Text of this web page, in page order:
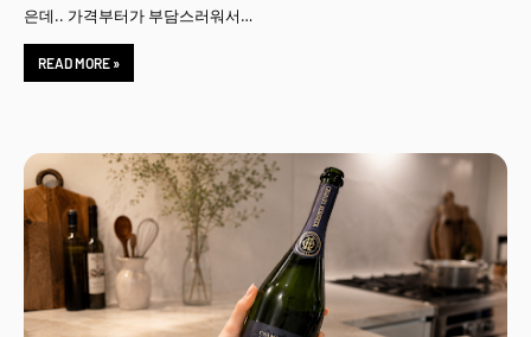
은데.. 가격부터가 부담스러워서…
READ MORE »